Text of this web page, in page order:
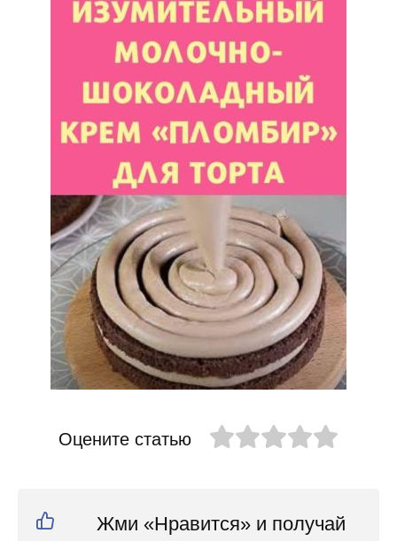
Оцените статью
Жми «Нравится» и получай